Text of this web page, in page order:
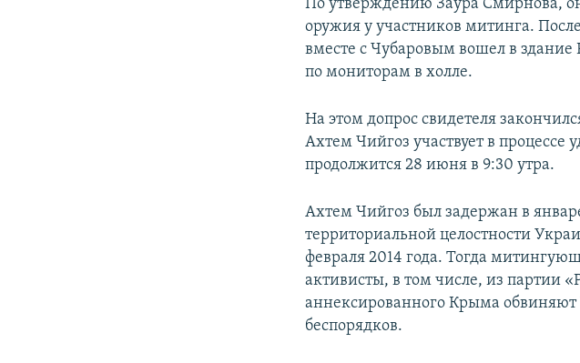
По утверждению Заура Смирнова,
оружия у участников митинга.
вместе с Чубаровым вошел в
по мониторам в холле.
На этом допрос свидетеля
Ахтем Чийгоз участвует в процессе
продолжится 28 июня в 9:30 утра.
Ахтем Чийгоз был задержан в
территориальной целостности
февраля 2014 года. Тогда
активисты, в том числе, из партии
аннексированного Крыма
беспорядков.